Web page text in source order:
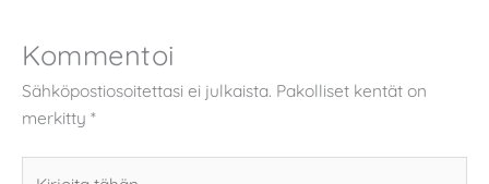
Kommentoi
Sähköpostiosoitettasi ei julkaista. Pakolliset kentät on
merkitty *